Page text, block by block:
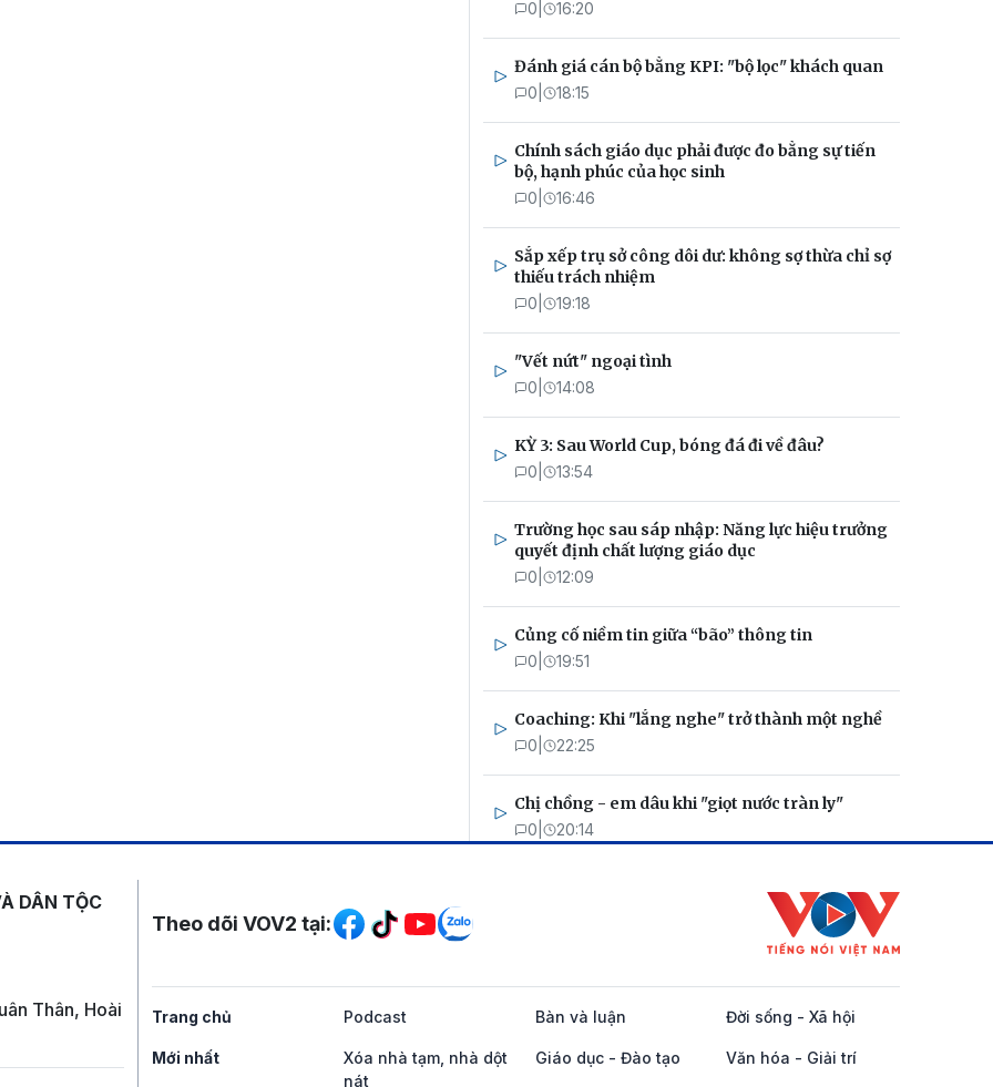
0 16:20
Đánh giá cán bộ bằng KPI: "bộ lọc" khách quan
0 18:15
Chính sách giáo dục phải được đo bằng sự tiến
bộ, hạnh phúc của học sinh
0 16:46
Sắp xếp trụ sở công dôi dư: không sợ thừa chỉ sợ
thiếu trách nhiệm
0 19:18
"Vết nứt" ngoại tình
0 14:08
KỲ 3: Sau World Cup, bóng đá đi về đâu?
0 13:54
Trường học sau sáp nhập: Năng lực hiệu trưởng
quyết định chất lượng giáo dục
0 12:09
Củng cố niềm tin giữa “bão” thông tin
0 19:51
Coaching: Khi "lắng nghe" trở thành một nghề
0 22:25
Chị chồng - em dâu khi "giọt nước tràn ly"
0 20:14
DÂN TỘC
Thân, Hoài
Mạng xã hội
Theo dõi VOV2 tại:
Trang chủ
Mới nhất
Podcast Bàn và luận Đời sống - Xã hội
Xóa nhà tạm, nhà dột
nát
Giáo dục - Đào tạo Văn hóa - Giải trí